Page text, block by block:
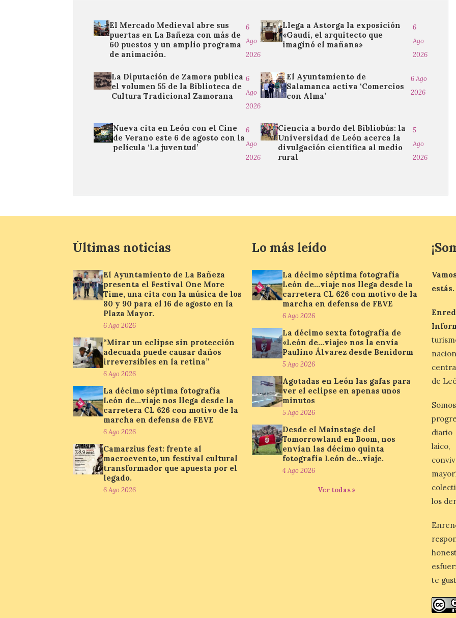
El Mercado Medieval abre sus
puertas en La Bañeza con más de
60 puestos y un amplio programa
de animación.
6
Ago
2026
Llega a Astorga la exposición
«Gaudí, el arquitecto que
imaginó el mañana»
6
Ago
2026
La Diputación de Zamora publica
el volumen 55 de la Biblioteca de
Cultura Tradicional Zamorana
6
Ago
2026
El Ayuntamiento de
Salamanca activa ‘Comercios
con Alma’
6 Ago
2026
Nueva cita en León con el Cine
de Verano este 6 de agosto con la
película ‘La juventud’
6
Ago
2026
Ciencia a bordo del Bibliobús: la
Universidad de León acerca la
divulgación científica al medio
rural
5
Ago
2026
Últimas noticias
El Ayuntamiento de La Bañeza
presenta el Festival One More
Time, una cita con la música de los
80 y 90 para el 16 de agosto en la
Plaza Mayor.
6 Ago 2026
“Mirar un eclipse sin protección
adecuada puede causar daños
irreversibles en la retina”
6 Ago 2026
La décimo séptima fotografía
León de…viaje nos llega desde la
carretera CL 626 con motivo de la
marcha en defensa de FEVE
6 Ago 2026
Camarzius fest: frente al
macroevento, un festival cultural
transformador que apuesta por el
legado.
6 Ago 2026
Lo más leído
La décimo séptima fotografía
León de…viaje nos llega desde la
carretera CL 626 con motivo de la
marcha en defensa de FEVE
6 Ago 2026
La décimo sexta fotografía de
«León de…viaje» nos la envía
Paulino Álvarez desde Benidorm
5 Ago 2026
Agotadas en León las gafas para
ver el eclipse en apenas unos
minutos
5 Ago 2026
Desde el Mainstage del
Tomorrowland en Boom, nos
envían las décimo quinta
fotografía León de…viaje.
4 Ago 2026
Ver todas »
estás.
de
diario
los
te